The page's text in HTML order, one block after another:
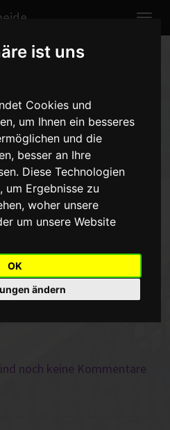
ist uns
Cookies und
um Ihnen ein besseres
und die
besser an Ihre
Diese Technologien
um Ergebnisse zu
woher unsere
um unsere Website
OK
ändern
Jungen II
Bad
- 6:0vom
aus der Wertung genommen, da
noch keine Kommentare